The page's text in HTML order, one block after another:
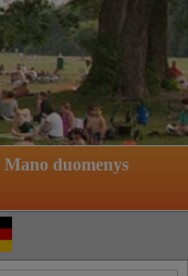
Mano duomenys